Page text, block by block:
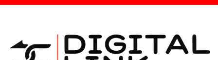
Saltar